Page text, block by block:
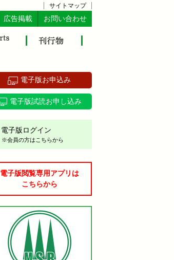
サイトマップ
広告掲載 お問い合わせ
電子版お申込み
電子版試読お申し込み
電子版ログイン
※会員の方はこちらから
電子版閲覧専用アプリは
こちらから